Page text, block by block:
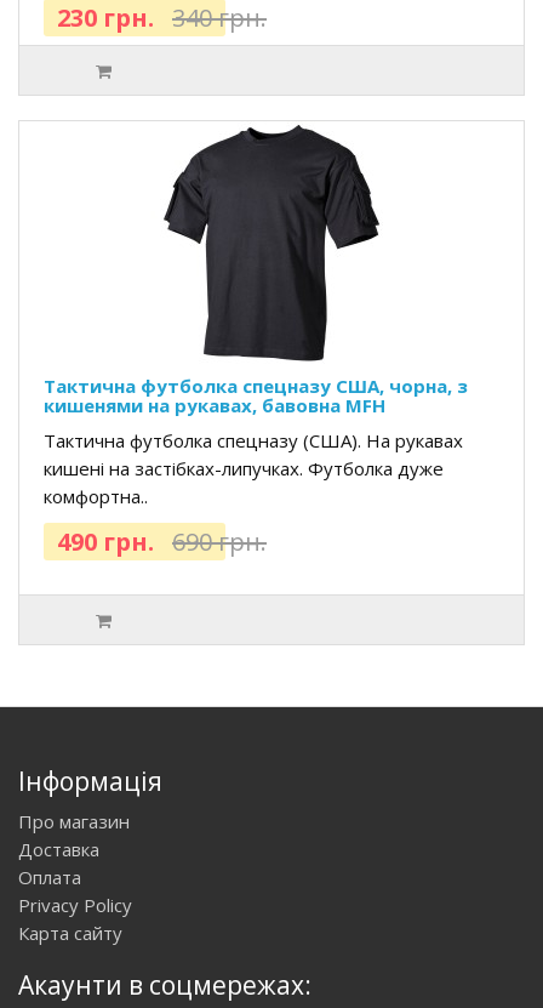
230 грн. 340 грн.
Тактична футболка спецназу США, чорна, з
кишенями на рукавах, бавовна MFH
Тактична футболка спецназу (США). На рукавах
кишені на застібках-липучках. Футболка дуже
комфортна..
490 грн. 690 грн.
Інформація
Про магазин
Доставка
Оплата
Privacy Policy
Карта сайту
Акаунти в соцмережах: